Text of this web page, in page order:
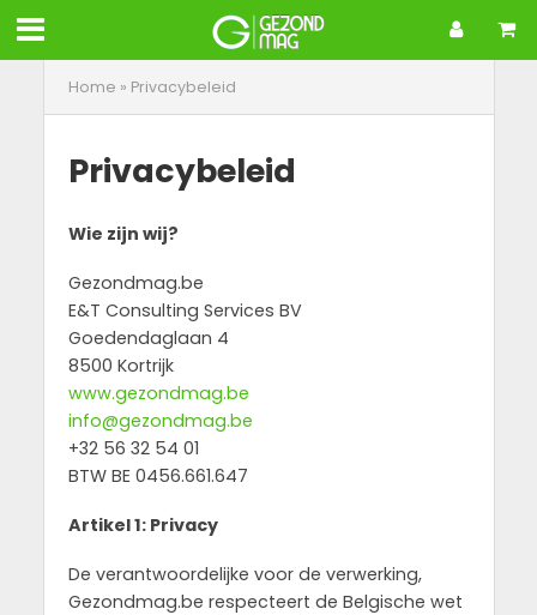
Home » Privacybeleid
Privacybeleid
Wie zijn wij?
Gezondmag.be
E&T Consulting Services BV
Goedendaglaan 4
8500 Kortrijk
www.gezondmag.be
info@gezondmag.be
+32 56 32 54 01
BTW BE 0456.661.647
Artikel 1: Privacy
De verantwoordelijke voor de verwerking,
Gezondmag.be respecteert de Belgische wet